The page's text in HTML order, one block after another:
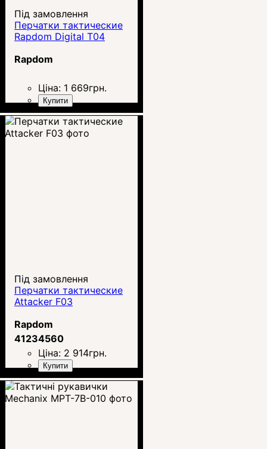
Під замовлення
Перчатки тактические
Rapdom Digital T04
Rapdom
Ціна: 1 669грн.
Купити
Під замовлення
Перчатки тактические
Attacker F03
Rapdom
41234560
Ціна: 2 914грн.
Купити